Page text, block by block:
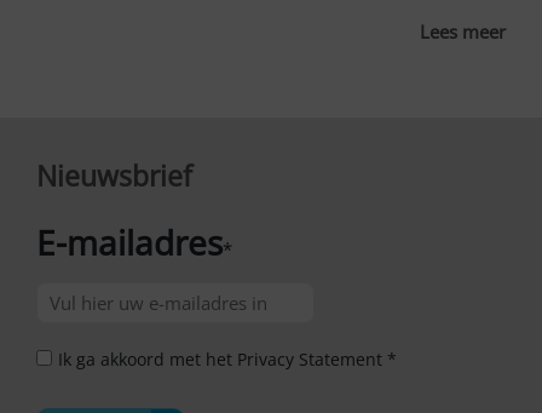
Lees meer
Nieuwsbrief
E-mailadres*
Ik ga akkoord met het Privacy Statement *